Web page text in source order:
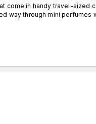
come in handy travel-sized
way through mini perfumes